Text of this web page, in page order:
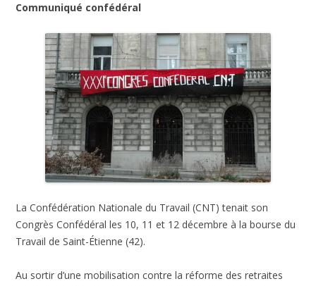
Communiqué confédéral
La Confédération Nationale du Travail (CNT) tenait son
Congrès Confédéral les 10, 11 et 12 décembre à la bourse du
Travail de Saint-Étienne (42).
Au sortir d’une mobilisation contre la réforme des retraites